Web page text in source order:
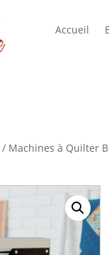
Accueil
/ Machines à Quilter